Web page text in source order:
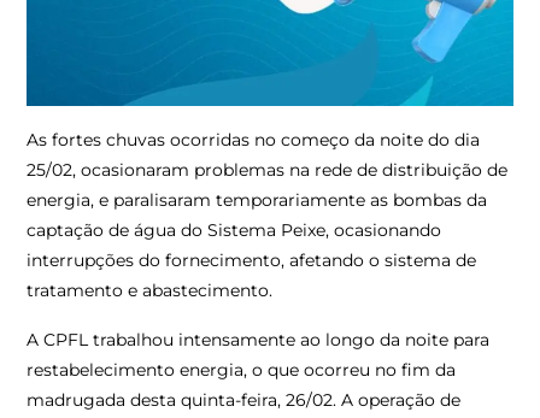
As fortes chuvas ocorridas no começo da noite do dia
25/02, ocasionaram problemas na rede de distribuição de
energia, e paralisaram temporariamente as bombas da
captação de água do Sistema Peixe, ocasionando
interrupções do fornecimento, afetando o sistema de
tratamento e abastecimento.
A CPFL trabalhou intensamente ao longo da noite para
restabelecimento energia, o que ocorreu no fim da
madrugada desta quinta-feira, 26/02. A operação de